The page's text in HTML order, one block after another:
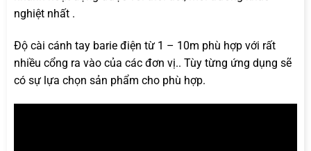
nghiệt nhất .
Độ cài cánh tay barie điện từ 1 – 10m phù hợp với rất
nhiều cổng ra vào của các đơn vị.. Tùy từng ứng dụng sẽ
có sự lựa chọn sản phẩm cho phù hợp.